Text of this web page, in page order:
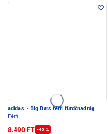
adidas · Big Bars férfi fürdőnadrág
Férfi
8.490 FT -43 %